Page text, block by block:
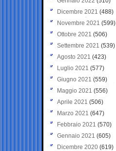
Dicembre 2021 (488)
Novembre 2021 (599)
Ottobre 2021 (506)
Settembre 2021 (539)
Agosto 2021 (423)
Luglio 2021 (577)
Giugno 2021(559)
Maggio 2021 (556)
Aprile 2021 (506)
Marzo 2021 (647)
Febbraio 2021 (570)
Gennaio 2021 (605)
Dicembre 2020 (619)